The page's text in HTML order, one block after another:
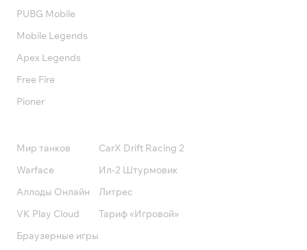
PUBG Mobile
Mobile Legends
Apex Legends
Free Fire
Pioner
Мир танков
Warface
Аллоды Онлайн
VK Play Cloud
Браузерные игры
CarX Drift Racing 2
Ил-2 Штурмовик
Литрес
Тариф «Игровой»